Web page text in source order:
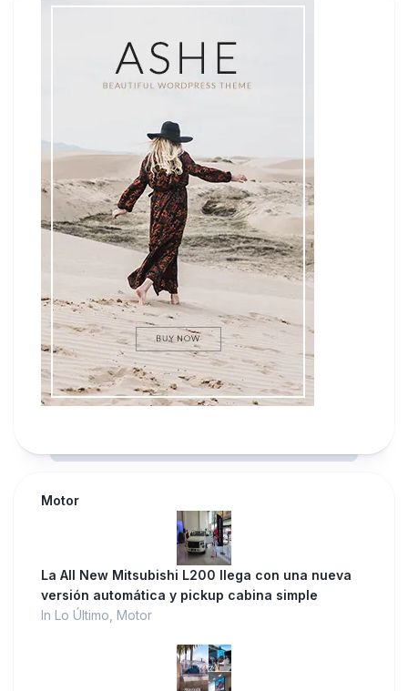
Motor
La All New Mitsubishi L200 llega con una nueva
versión automática y pickup cabina simple
In Lo Último, Motor